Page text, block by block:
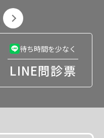
待ち時間を少なく
LINE問診票